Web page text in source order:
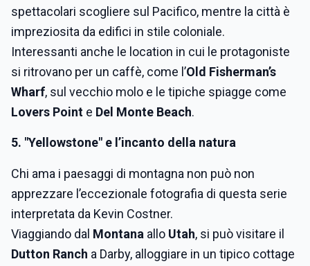
spettacolari scogliere sul Pacifico, mentre la città è
impreziosita da edifici in stile coloniale.
Interessanti anche le location in cui le protagoniste
si ritrovano per un caffè, come l’Old Fisherman’s
Wharf, sul vecchio molo e le tipiche spiagge come
Lovers Point e Del Monte Beach.
5. "Yellowstone" e l’incanto della natura
Chi ama i paesaggi di montagna non può non
apprezzare l’eccezionale fotografia di questa serie
interpretata da Kevin Costner.
Viaggiando dal Montana allo Utah, si può visitare il
Dutton Ranch a Darby, alloggiare in un tipico cottage